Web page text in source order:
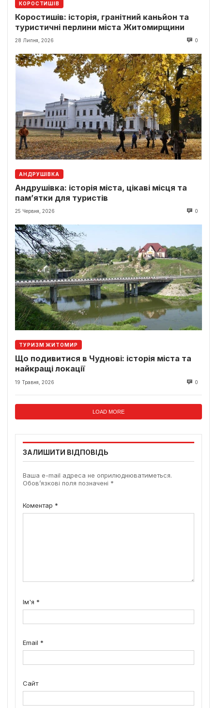
КОРОСТИШІВ
Коростишів: історія, гранітний каньйон та
туристичні перлини міста Житомирщини
28 Липня, 2026 0
АНДРУШІВКА
Андрушівка: історія міста, цікаві місця та
пам’ятки для туристів
25 Червня, 2026 0
ТУРИЗМ ЖИТОМИР
Що подивитися в Чуднові: історія міста та
найкращі локації
19 Травня, 2026 0
LOAD MORE
ЗАЛИШИТИ ВІДПОВІДЬ
Ваша e-mail адреса не оприлюднюватиметься.
Обов’язкові поля позначені *
Коментар *
Ім'я *
Email *
Сайт